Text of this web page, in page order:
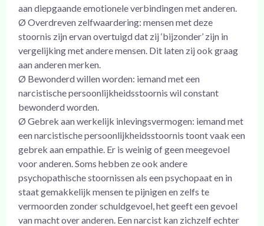
aan diepgaande emotionele verbindingen met anderen.
Ø Overdreven zelfwaardering: mensen met deze
stoornis zijn ervan overtuigd dat zij ‘bijzonder’ zijn in
vergelijking met andere mensen. Dit laten zij ook graag
aan anderen merken.
Ø Bewonderd willen worden: iemand met een
narcistische persoonlijkheidsstoornis wil constant
bewonderd worden.
Ø Gebrek aan werkelijk inlevingsvermogen: iemand met
een narcistische persoonlijkheidsstoornis toont vaak een
gebrek aan empathie. Er is weinig of geen meegevoel
voor anderen. Soms hebben ze ook andere
psychopathische stoornissen als een psychopaat en in
staat gemakkelijk mensen te pijnigen en zelfs te
vermoorden zonder schuldgevoel, het geeft een gevoel
van macht over anderen. Een narcist kan zichzelf echter